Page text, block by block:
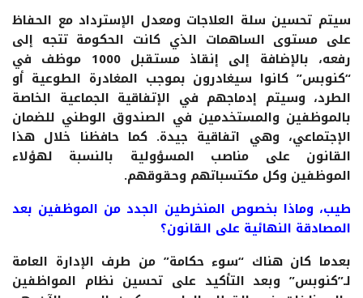
سيتم تحسين سلة العلاجات ومعدل الإسترداد مع الحفاظ
على مستوى الساهمات الذي كانت الحكومة تتجه إلى
رفعه، بالإضافة إلى إنقاذ مستقبل 1000 موظف في
“كنوبس” كانوا سيغادرون بموجب المغادرة الطوعية أو
الطرد، وسيتم إدماجهم في الإتفاقية الجماعية الخاصة
بالموظفين والمستخدمين في الصندوق الوطني للضمان
الإجتماعي، وهي اتفاقية جيدة. كما حافظنا خلال هذا
القانون على مناصب المسؤولية بالنسبة لهؤلاء
الموظفين وكل مكتسباتهم وحقوقهم.
طيب، وماذا بخصوص المنخرطين الجدد من الموظفين بعد
المصادقة النهائية على القانون؟
بعدما كان هناك “سوء حكامة” من طرف الإدارة العامة
لـ”كنوبس” وبعد التأكيد على تحسين نظام المواظفين